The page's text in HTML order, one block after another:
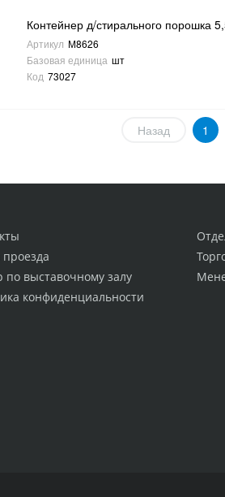
Контейнер д/стирального
Артикул М8626
Базовая единица шт
Код 73027
Назад 1
по выставочному залу
конфиденциальности